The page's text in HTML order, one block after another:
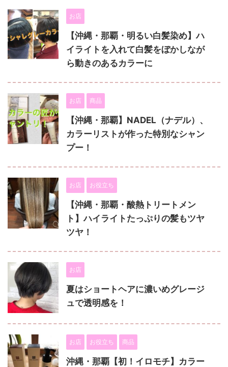
お店
【沖縄・那覇・明るい白髪染め】ハ
イライトを入れて白髪をぼかしなが
ら動きのあるカラーに
お店 商品
【沖縄・那覇】NADEL（ナデル）、
カラーリストが作った特別なシャン
プー！
お店 お役立ち
【沖縄・那覇・酸熱トリートメン
ト】ハイライトたっぷりの髪もツヤ
ツヤ！
お店
夏はショートヘアに濃いめグレージ
ュで透明感を！
お店 お役立ち 商品
沖縄・那覇【初！イロモチ】カラー